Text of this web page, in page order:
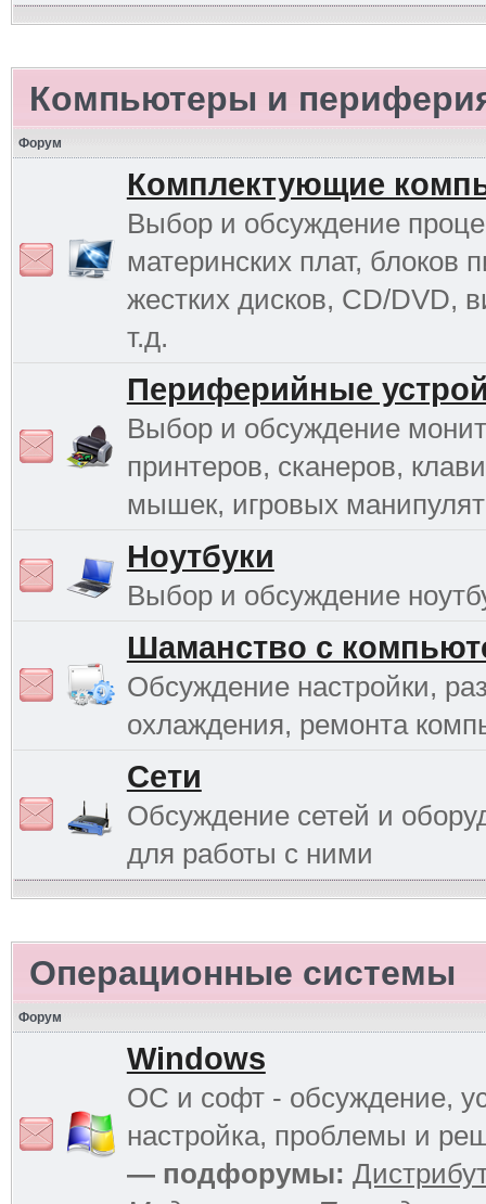
Компьютеры и
Форум
Комплектующие
Выбор и обсуждение
материнских плат, блоков
жестких дисков, CD/DVD,
т.д.
Периферийные
Выбор и обсуждение
принтеров, сканеров,
мышек, игровых
Ноутбуки
Выбор и обсуждение
Шаманство с
Обсуждение настройки,
охлаждения, ремонта
Сети
Обсуждение сетей и
для работы с ними
Операционные системы
Форум
Windows
ОС и софт - обсуждение,
настройка, проблемы и
— подфорумы: